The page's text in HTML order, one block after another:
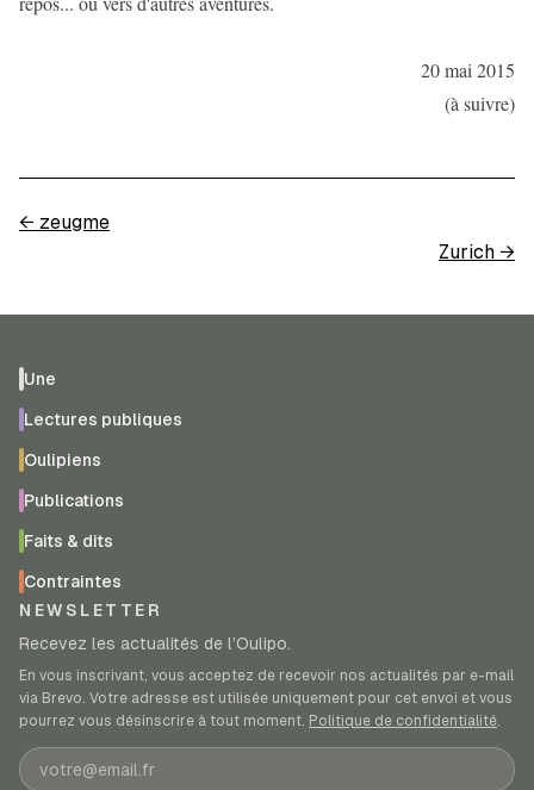
20 mai 2015
(à suivre)
← zeugme
Zurich →
Une
Lectures publiques
Oulipiens
Publications
Faits & dits
Contraintes
NEWSLETTER
Recevez les actualités de l’Oulipo.
En vous inscrivant, vous acceptez de recevoir nos actualités par e-mail
via Brevo. Votre adresse est utilisée uniquement pour cet envoi et vous
pourrez vous désinscrire à tout moment. Politique de confidentialité.
Adresse e-mail